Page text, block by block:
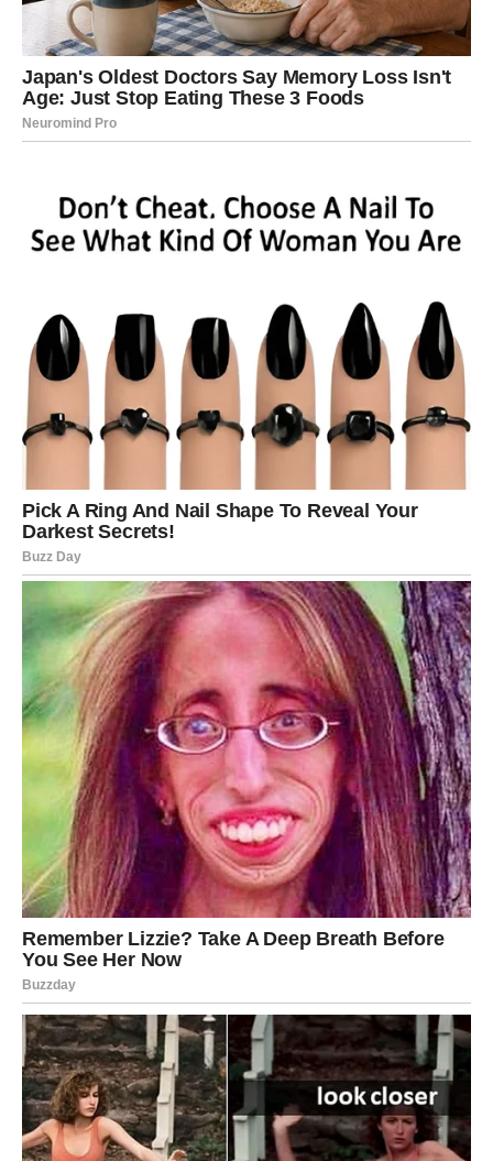
snaga
Pred vama su veoma važni trenuci.
Ljubav dolazi u prvi plan.
emotivnih iznenađenja.
Najveća promjena
Nova ljubavna priča ili jačanje postojeće veze.
Srce vam sprema veliko
iznenađenje
Pred vama su trenuci koje ćete dugo pamtiti.
ŠKORPIJA
Finansije i posao prolaze kroz pozitivnu transformaciju.
Jedna prilika mogla bi imati mnogo veći značaj nego što
sada mislite.
Najveća promjena
Finansijski napredak.
Obilje vam dolazi u susret
Pred vama su veoma snažni trenuci.
STRIJELAC